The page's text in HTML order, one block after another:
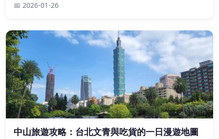
📅 2026-01-26
中山旅遊攻略：台北文青與吃貨的一日漫遊地圖